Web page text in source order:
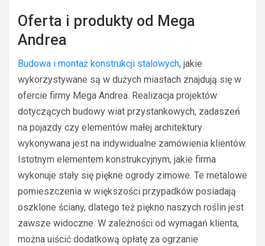
Oferta i produkty od Mega
Andrea
Budowa i montaż konstrukcji stalowych, jakie
wykorzystywane są w dużych miastach znajdują się w
ofercie firmy Mega Andrea. Realizacja projektów
dotyczących budowy wiat przystankowych, zadaszeń
na pojazdy czy elementów małej architektury
wykonywana jest na indywidualne zamówienia klientów.
Istotnym elementem konstrukcyjnym, jakie firma
wykonuje stały się piękne ogrody zimowe. Te metalowe
pomieszczenia w większości przypadków posiadają
oszklone ściany, dlatego też piękno naszych roślin jest
zawsze widoczne. W zależności od wymagań klienta,
można uiścić dodatkową opłatę za ogrzanie